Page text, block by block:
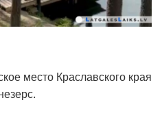
место Краславского края